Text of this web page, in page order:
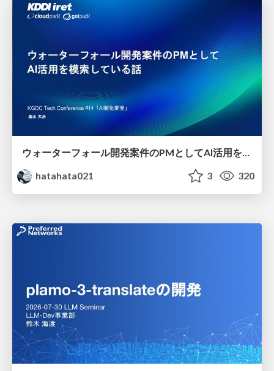
ウォーターフォール開発案件のPMとしてAI活用を模索している話
hatahata021
3 320